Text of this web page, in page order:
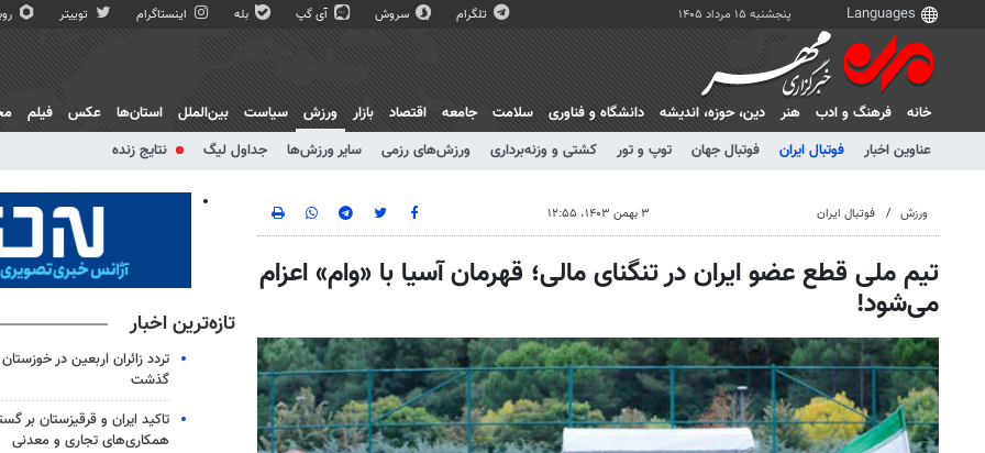
پنجشنبه ۱۵ مرداد ۱۴۰۵ تلگرام سروش آی گپ بله اینستاگرام توییتر
خانه فرهنگ و ادب هنر دين، حوزه، انديشه دانشگاه و فناوری سلامت جامعه اقتصاد بازار
ورزش
عناوین اخبار
فوتبال ایران فوتبال جهان توپ و تور کشتی و وزنه‌برداری ورزش‌های رزمی سایر ورزش‌ها جداول لیگ نتایج زنده
سیاست بین‌الملل استان‌ها عکس فیلم
ورزش فوتبال ایران ۳ بهمن ۱۴۰۳، ۱۲:۵۵
تیم ملی قطع عضو ایران در تنگنای مالی؛ قهرمان آسیا با «وام» اعزام
می‌شود! تازه‌ترین اخبار
گذشت
تاکید ایران و قرقیزستان بر
همکاری‌های تجاری و معدنی